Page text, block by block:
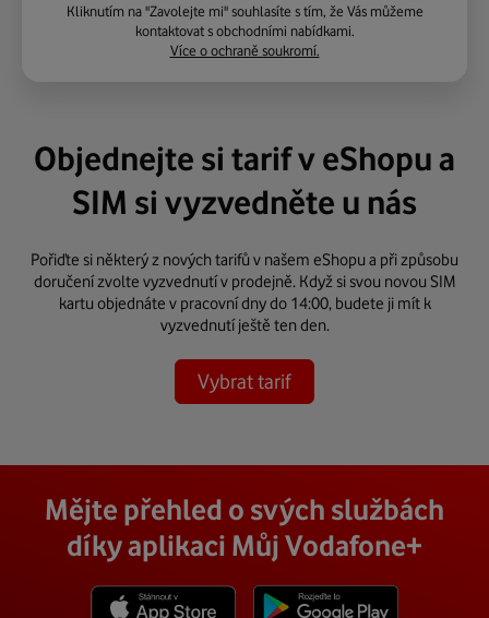
Kliknutím na "Zavolejte mi" souhlasíte s tím, že Vás můžeme
kontaktovat s obchodními nabídkami.
Více o ochraně soukromí.
Objednejte si tarif v eShopu a
SIM si vyzvedněte u nás
Pořiďte si některý z nových tarifů v našem eShopu a při způsobu
doručení zvolte vyzvednutí v prodejně. Když si svou novou SIM
kartu objednáte v pracovní dny do 14:00, budete ji mít k
vyzvednutí ještě ten den.
Vybrat tarif
Mějte přehled o svých službách
díky aplikaci Můj Vodafone+